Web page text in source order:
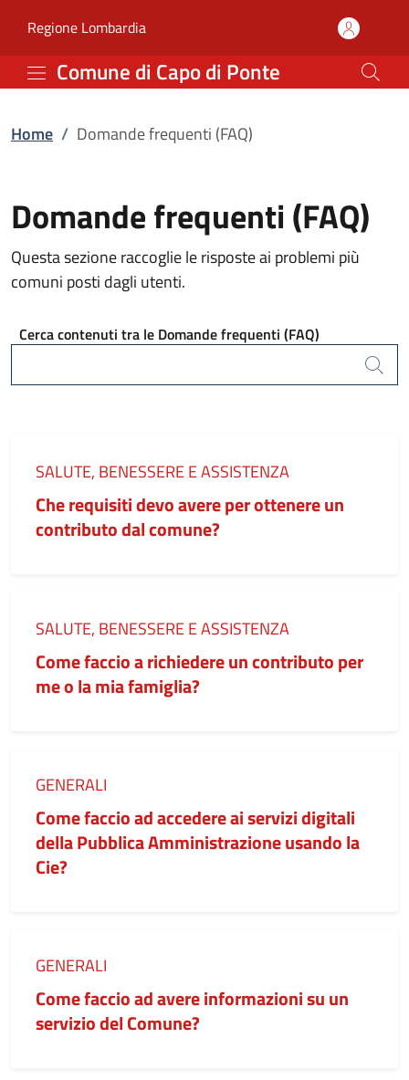
Domande frequenti
Regione Lombardia(apre in un'altra scheda).
Comune di Capo di Ponte
Home / Domande frequenti (FAQ)
Domande frequenti (FAQ)
Questa sezione raccoglie le risposte ai problemi più
comuni posti dagli utenti.
Cerca contenuti tra le Domande frequenti (FAQ)
Cerca
Categoria:
SALUTE, BENESSERE E ASSISTENZA
Che requisiti devo avere per ottenere un
contributo dal comune?
Categoria:
SALUTE, BENESSERE E ASSISTENZA
Come faccio a richiedere un contributo per
me o la mia famiglia?
Categoria:
GENERALI
Come faccio ad accedere ai servizi digitali
della Pubblica Amministrazione usando la
Cie?
Categoria:
GENERALI
Come faccio ad avere informazioni su un
servizio del Comune?